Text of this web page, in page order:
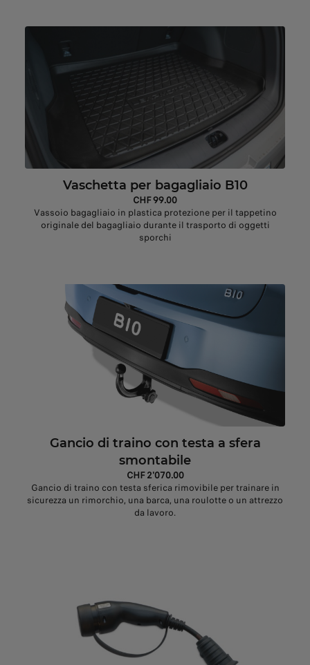
Vaschetta per bagagliaio B10
CHF 99.00
Vassoio bagagliaio in plastica protezione per il tappetino
originale del bagagliaio durante il trasporto di oggetti
sporchi
Gancio di traino con testa a sfera
smontabile
CHF 2'070.00
Gancio di traino con testa sferica rimovibile per trainare in
sicurezza un rimorchio, una barca, una roulotte o un attrezzo
da lavoro.